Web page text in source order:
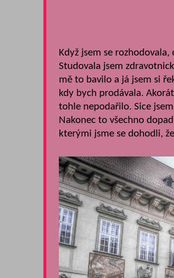
Když jsem se
Studovala jsem
mě to bavilo a já jsem si
kdy bych prodávala.
tohle nepodařilo. Sice
Nakonec to všechno
kterými jsme se dohodli,